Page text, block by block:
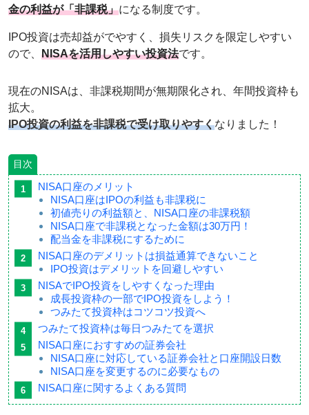
金の利益が「非課税」になる制度です。
IPO投資は売却益がでやすく、損失リスクを限定しやすい
ので、 NISAを活用しやすい投資法です。
現在のNISAは、非課税期間が無期限化され、年間投資枠も
拡大。
IPO投資の利益を非課税で受け取りやすくなりました！
目次
NISA口座のメリット
NISA口座はIPOの利益も非課税に
初値売りの利益額と、NISA口座の非課税額
NISA口座で非課税となった金額は30万円！
配当金を非課税にするために
NISA口座のデメリットは損益通算できないこと
IPO投資はデメリットを回避しやすい
NISAでIPO投資をしやすくなった理由
成長投資枠の一部でIPO投資をしよう！
つみたて投資枠はコツコツ投資へ
つみたて投資枠は毎日つみたてを選択
NISA口座におすすめの証券会社
NISA口座に対応している証券会社と口座開設日数
NISA口座を変更するのに必要なもの
NISA口座に関するよくある質問